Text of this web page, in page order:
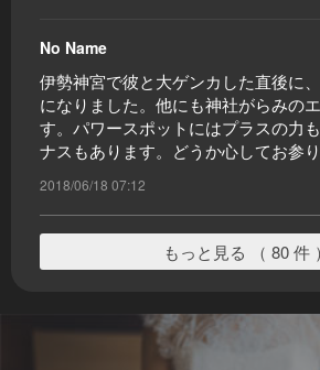
No Name
伊勢神宮で彼と大ゲンカした直後に
になりました。他にも神社がらみの
す。パワースポットにはプラスの力
ナスもあります。どうか心してお参り
2018/06/18 07:12
もっと見る （ 80 件 ）